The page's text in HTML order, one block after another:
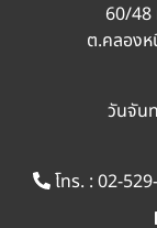
60/48
ต.คลอง
วันจัน
โทร. : 02-